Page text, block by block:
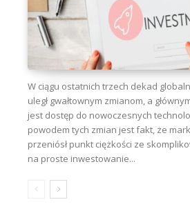
W ciągu ostatnich trzech dekad
uległ gwałtownym zmianom, a
jest dostęp do nowoczesnych
powodem tych zmian jest fakt, że
przeniósł punkt ciężkości ze
na proste inwestowanie...